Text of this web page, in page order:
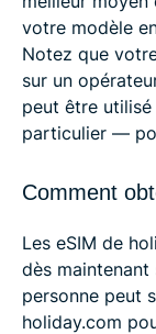
votre modèle
Notez que
sur un
peut être utilisé
particulier —
Comment
Les eSIM de
dès
personne peut
holiday.com